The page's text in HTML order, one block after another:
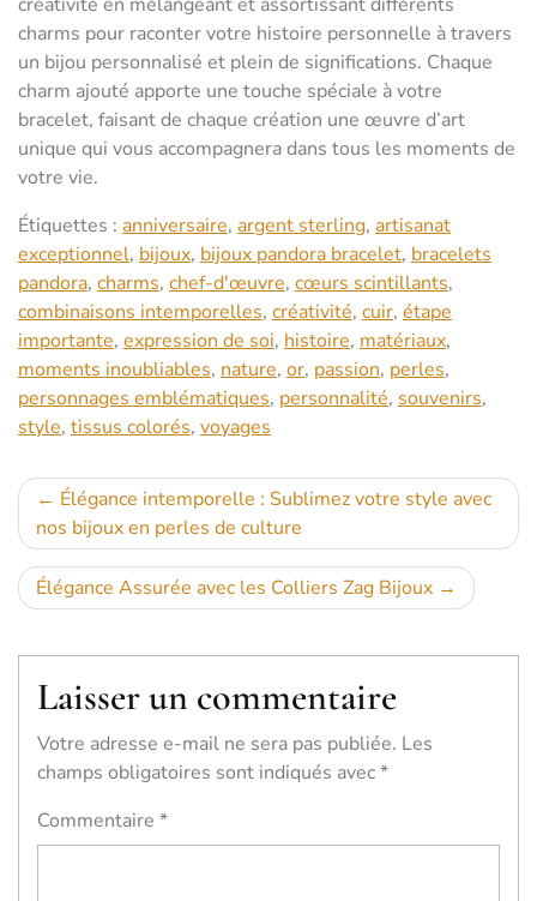
charms pour raconter votre histoire personnelle à travers
un bijou personnalisé et plein de significations. Chaque
charm ajouté apporte une touche spéciale à votre
bracelet, faisant de chaque création une œuvre d’art
unique qui vous accompagnera dans tous les moments de
votre vie.
Étiquettes : anniversaire, argent sterling, artisanat
exceptionnel, bijoux, bijoux pandora bracelet, bracelets
pandora, charms, chef-d'œuvre, cœurs scintillants,
combinaisons intemporelles, créativité, cuir, étape
importante, expression de soi, histoire, matériaux,
moments inoubliables, nature, or, passion, perles,
personnages emblématiques, personnalité, souvenirs,
style, tissus colorés, voyages
Navigation
de
l’article
Élégance intemporelle : Sublimez votre style avec
nos bijoux en perles de culture
Élégance Assurée avec les Colliers Zag Bijoux
Laisser un commentaire
Votre adresse e-mail ne sera pas publiée. Les
champs obligatoires sont indiqués avec*
Commentaire *